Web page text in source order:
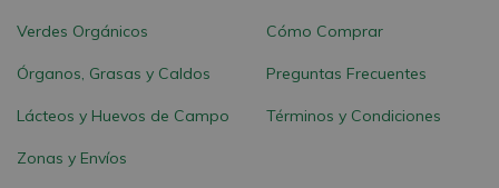
Verdes Orgánicos
Órganos, Grasas y Caldos
Lácteos y Huevos de Campo
Zonas y Envíos
Cómo Comprar
Preguntas Frecuentes
Términos y Condiciones